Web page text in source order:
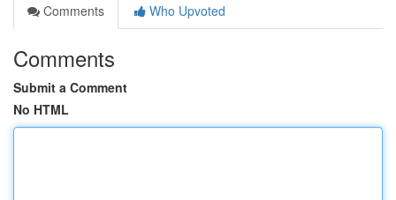
Comments
Who Upvoted
Comments
Submit a Comment
No HTML